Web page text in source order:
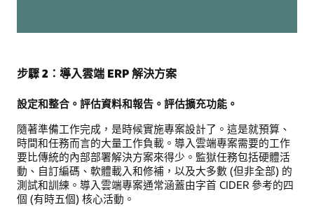
步驟 2：導入雲端 ERP 解決方案
設定和整合。評估資料和報告。評估擴充功能。
隨著準備工作完成，是時候實施專案設計了。這是就預算、
時間和任務而言的大量工作負載。導入雲端專案需要的工作
要比傳統的內部部署解決方案來得少。監獄任務包括硬體活
動、自訂編碼、軟體載入和修補，以及大多數 (但非全部) 的
測試和訓練。導入雲端專案通常涵蓋由字首 CIDER 參考的四
個 (有時五個) 核心活動。